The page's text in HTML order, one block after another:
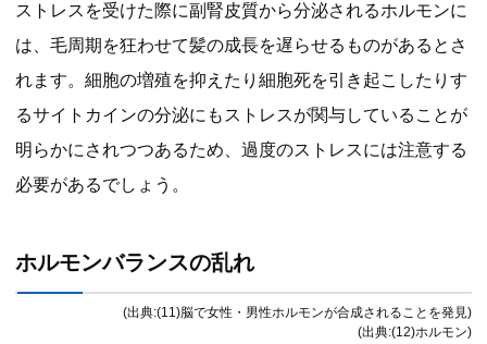
ストレスを受けた際に副腎皮質から分泌されるホルモンに
は、毛周期を狂わせて髪の成長を遅らせるものがあるとさ
れます。細胞の増殖を抑えたり細胞死を引き起こしたりす
るサイトカインの分泌にもストレスが関与していることが
明らかにされつつあるため、過度のストレスには注意する
必要があるでしょう。
ホルモンバランスの乱れ
(出典:(11)脳で女性・男性ホルモンが合成されることを発見)
(出典:(12)ホルモン)